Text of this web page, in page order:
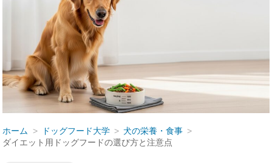
ホーム ドッグフード大学
犬の栄養・食事
ダイエット用ドッグフードの選び方と注意点